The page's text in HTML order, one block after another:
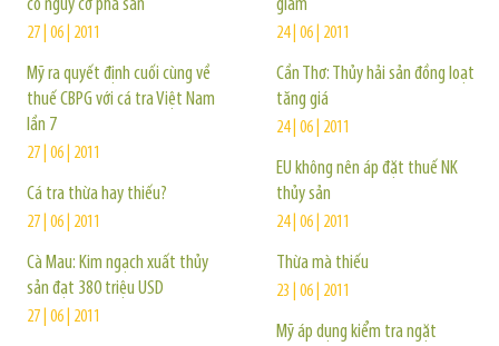
có nguy cơ phá sản
27 | 06 | 2011
Mỹ ra quyết định cuối cùng về
thuế CBPG với cá tra Việt Nam
lần 7
27 | 06 | 2011
Cá tra thừa hay thiếu?
27 | 06 | 2011
Cà Mau: Kim ngạch xuất thủy
sản đạt 380 triệu USD
27 | 06 | 2011
giảm
24 | 06 | 2011
Cần Thơ: Thủy hải sản đồng loạt
tăng giá
24 | 06 | 2011
EU không nên áp đặt thuế NK
thủy sản
24 | 06 | 2011
Thừa mà thiếu
23 | 06 | 2011
Mỹ áp dụng kiểm tra ngặt